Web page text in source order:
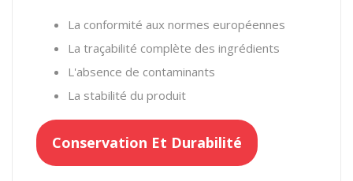
La conformité aux normes européennes
La traçabilité complète des ingrédients
L'absence de contaminants
La stabilité du produit
Conservation Et Durabilité